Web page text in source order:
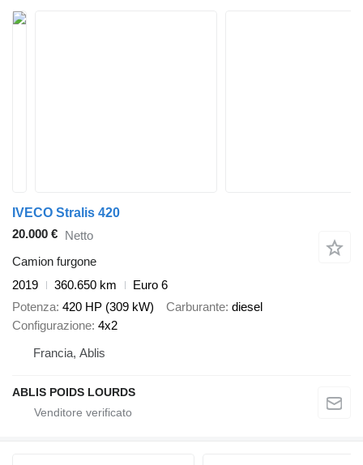
IVECO Stralis 420
20.000 € Netto
Camion furgone
2019
360.650 km
Euro 6
Potenza 420 HP (309 kW) Carburante diesel
Configurazione 4x2
Francia, Ablis
ABLIS POIDS LOURDS